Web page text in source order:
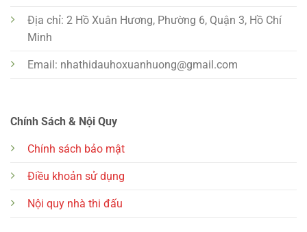
Chính Sách & Nội Quy
Chính sách bảo mật
Điều khoản sử dụng
Nội quy nhà thi đấu
Địa chỉ: 2 Hồ Xuân Hương, Phường 6, Quận 3, Hồ Chí
Minh
Email: nhathidauhoxuanhuong@gmail.com